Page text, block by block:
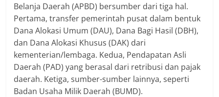
Belanja Daerah (APBD) bersumber dari tiga hal.
Pertama, transfer pemerintah pusat dalam bentuk
Dana Alokasi Umum (DAU), Dana Bagi Hasil (DBH),
dan Dana Alokasi Khusus (DAK) dari
kementerian/lembaga. Kedua, Pendapatan Asli
Daerah (PAD) yang berasal dari retribusi dan pajak
daerah. Ketiga, sumber-sumber lainnya, seperti
Badan Usaha Milik Daerah (BUMD).